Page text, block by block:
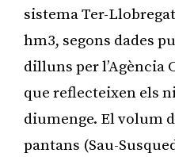
sistema Ter-
hm3, segons dades
dilluns per l’Agència
que reflecteixen els
diumenge. El volum
pantans (Sau-